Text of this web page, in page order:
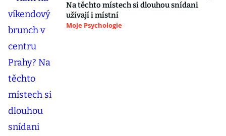
Na těchto místech si dlouhou snídani
užívají i místní
Moje Psychologie